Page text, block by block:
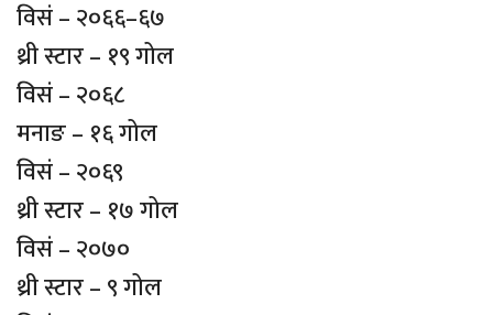
विसं – २०६६–६७
थ्री स्टार – १९ गोल
विसं – २०६८
मनाङ – १६ गोल
विसं – २०६९
थ्री स्टार – १७ गोल
विसं – २०७०
थ्री स्टार – ९ गोल